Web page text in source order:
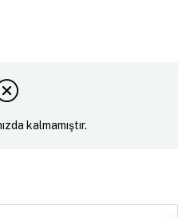
kalmamıştır.